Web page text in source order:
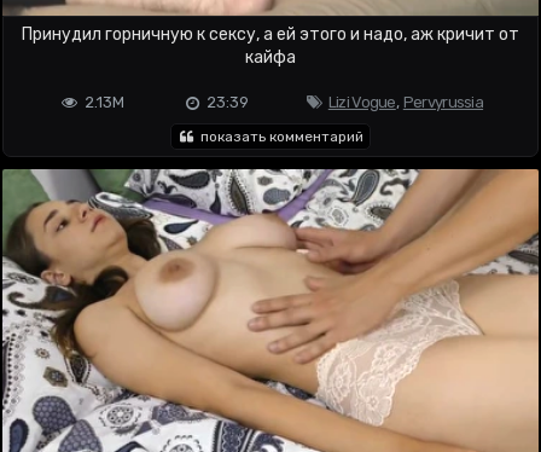
Принудил горничную к сексу, а ей этого и надо, аж кричит от
кайфа
Lizi Vogue, Pervyrussia
23:39
2.13M
показать комментарий